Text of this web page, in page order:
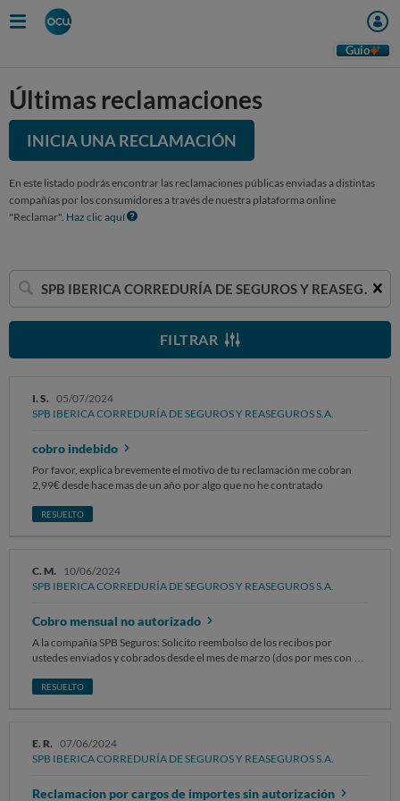
Guio
Últimas reclamaciones
INICIA UNA RECLAMACIÓN
En este listado podrás encontrar las reclamaciones públicas enviadas a distintas
compañías por los consumidores a través de nuestra plataforma online
"Reclamar". Haz clic aquí
Buscar
una
empresa
FILTRAR
I. S. 05/07/2024
SPB IBERICA CORREDURÍA DE SEGUROS Y REASEGUROS S.A.
cobro indebido
Por favor, explica brevemente el motivo de tu reclamación me cobran
2,99€ desde hace mas de un año por algo que no he contratado
RESUELTO
C. M. 10/06/2024
SPB IBERICA CORREDURÍA DE SEGUROS Y REASEGUROS S.A.
Cobro mensual no autorizado
A la compañía SPB Seguros: Solicito reembolso de los recibos por
ustedes enviados y cobrados desde el mes de marzo (dos por mes con un
y 000033276177) a mi cuenta corriente y en concepto de SP
de que me hayan cobrado los mencionados recibos
RESUELTO
E. R. 07/06/2024
SPB IBERICA CORREDURÍA DE SEGUROS Y REASEGUROS S.A.
Reclamacion por cargos de importes sin autorización